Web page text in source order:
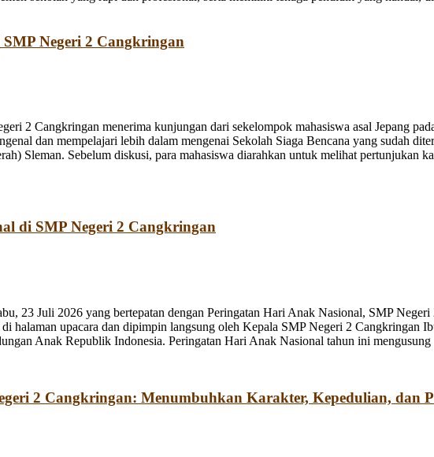
Negeri 2 Cangkringan
2 Cangkringan menerima kunjungan dari sekelompok mahasiswa asal Jepang
dan mempelajari lebih dalam mengenai Sekolah Siaga Bencana yang sudah
Sleman. Sebelum diskusi, para mahasiswa diarahkan untuk melihat pertunjukan
di SMP Negeri 2 Cangkringan
23 Juli 2026 yang bertepatan dengan Peringatan Hari Anak Nasional, SMP
halaman upacara dan dipimpin langsung oleh Kepala SMP Negeri 2 Cangkringan
Anak Republik Indonesia. Peringatan Hari Anak Nasional tahun ini
2 Cangkringan: Menumbuhkan Karakter, Kepedulian, dan